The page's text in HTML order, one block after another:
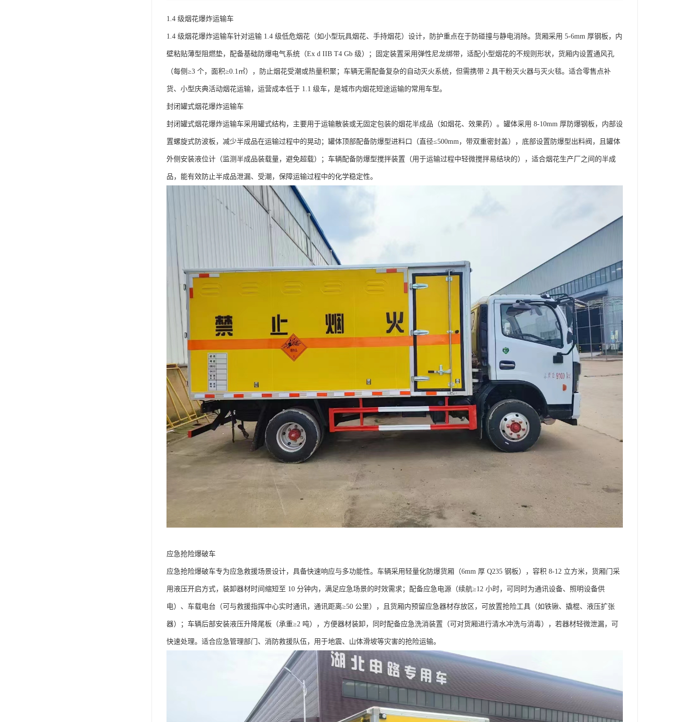
1.4 级烟花爆炸运输车​
1.4 级烟花爆炸运输车针对运输 1.4 级低危烟花（如小型玩具烟花、手持烟花）设计，防护重点在于防碰撞与静电消除。货厢采用 5-6mm 厚钢板，内
壁粘贴薄型阻燃垫，配备基础防爆电气系统（Ex d IIB T4 Gb 级）；固定装置采用弹性尼龙绑带，适配小型烟花的不规则形状，货厢内设置通风孔
（每侧≥3 个，面积≥0.1㎡），防止烟花受潮或热量积聚；车辆无需配备复杂的自动灭火系统，但需携带 2 具干粉灭火器与灭火毯。适合零售点补
货、小型庆典活动烟花运输，运营成本低于 1.1 级车，是城市内烟花短途运输的常用车型。​
封闭罐式烟花爆炸运输车​
封闭罐式烟花爆炸运输车采用罐式结构，主要用于运输散装或无固定包装的烟花半成品（如烟花、效果药）。罐体采用 8-10mm 厚防爆钢板，内部设
置螺旋式防波板，减少半成品在运输过程中的晃动；罐体顶部配备防爆型进料口（直径≤500mm，带双重密封盖），底部设置防爆型出料阀，且罐体
外侧安装液位计（监测半成品装载量，避免超载）；车辆配备防爆型搅拌装置（用于运输过程中轻微搅拌易结块的），适合烟花生产厂之间的半成
品，能有效防止半成品泄漏、受潮，保障运输过程中的化学稳定性。​
应急抢险爆破车​
应急抢险爆破车专为应急救援场景设计，具备快速响应与多功能性。车辆采用轻量化防爆货厢（6mm 厚 Q235 钢板），容积 8-12 立方米，货厢门采
用液压开启方式，装卸器材时间缩短至 10 分钟内，满足应急场景的时效需求；配备应急电源（续航≥12 小时，可同时为通讯设备、照明设备供
电）、车载电台（可与救援指挥中心实时通讯，通讯距离≥50 公里），且货厢内预留应急器材存放区，可放置抢险工具（如铁锹、撬棍、液压扩张
器）；车辆后部安装液压升降尾板（承重≥2 吨），方便器材装卸，同时配备应急洗消装置（可对货厢进行清水冲洗与消毒），若器材轻微泄漏，可
快速处理。适合应急管理部门、消防救援队伍，用于地震、山体滑坡等灾害的抢险运输。​